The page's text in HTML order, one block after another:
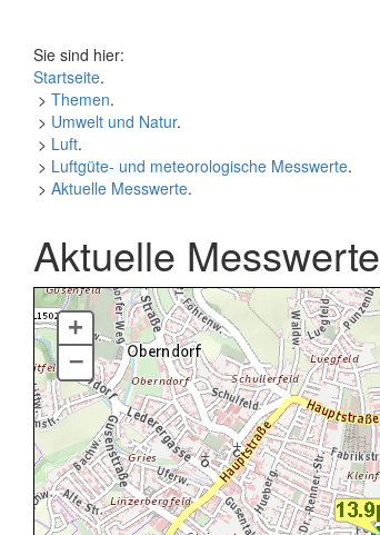
Sie sind hier:
Startseite.
> Themen.
> Umwelt und Natur.
> Luft.
> Luftgüte- und meteorologische Messwerte.
> Aktuelle Messwerte.
Aktuelle Messwerte
+
–